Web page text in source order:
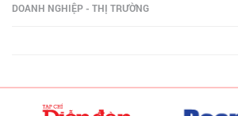
DOANH NGHIỆP - THỊ TRƯỜNG